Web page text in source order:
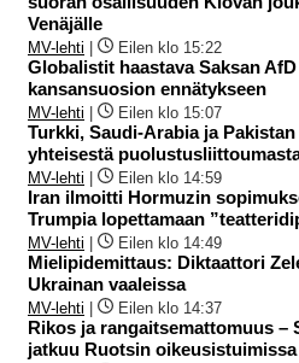
Venäjälle
MV-lehti Eilen klo 15:22
Globalistit haastava Saksan
kansansuosion ennätykseen
MV-lehti Eilen klo 15:07
Turkki, Saudi-Arabia ja
yhteisestä
MV-lehti Eilen klo 14:59
Iran ilmoitti Hormuzin
Trumpia lopettamaan
MV-lehti Eilen klo 14:49
Mielipidemittaus: Diktaattori
Ukrainan vaaleissa
MV-lehti Eilen klo 14:37
Rikos ja rangaitsemattomuus –
jatkuu Ruotsin oikeusistuimissa